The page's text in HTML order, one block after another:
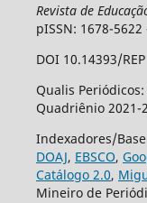
Revista de
pISSN: 1678-
DOI 10.14393/REP
Qualis
Quadriênio 2021-
Indexadores/
DOAJ, EBSCO,
Catálogo 2.0,
Mineiro de